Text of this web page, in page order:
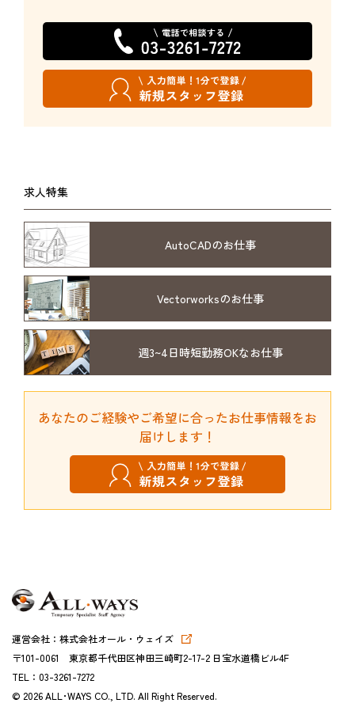
求人特集
AutoCADのお仕事
Vectorworksのお仕事
週3~4日時短勤務OKなお仕事
あなたのご経験やご希望に合ったお仕事情報をお
届けします！
運営会社：株式会社オール・ウェイズ
〒101-0061 東京都千代田区神田三崎町2-17-2 日宝水道橋ビル4F
TEL：03-3261-7272
© 2026 ALL･WAYS CO., LTD. All Right Reserved.